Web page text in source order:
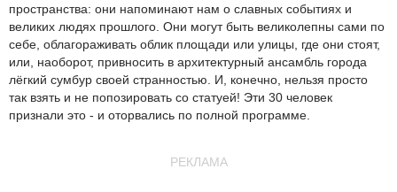
пространства: они напоминают нам о славных событиях и
великих людях прошлого. Они могут быть великолепны сами по
себе, облагораживать облик площади или улицы, где они стоят,
или, наоборот, привносить в архитектурный ансамбль города
лёгкий сумбур своей странностью. И, конечно, нельзя просто
так взять и не попозировать со статуей! Эти 30 человек
признали это - и оторвались по полной программе.
РЕКЛАМА